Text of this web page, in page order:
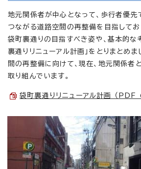
地元関係者が中心となって、歩行者優先
つながる道路空間の再整備を目指してお
袋町裏通りの目指すべき姿や、基本的な
裏通りリニューアル計画」をとりまとめま
間の再整備に向けて、現在、地元関係者
取り組んでいます。
袋町裏通りリニューアル計画 （